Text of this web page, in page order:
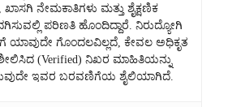
ಖಾಸಗಿ ನೇಮಕಾತಿಗಳು ಮತ್ತು ಶೈಕ್ಷಣಿಕ
ಪರಿಣತಿ ಹೊಂದಿದ್ದಾರೆ. ನಿರುದ್ಯೋಗಿ
ಗೊಂದಲವಿಲ್ಲದೆ, ಕೇವಲ ಅಧಿಕೃತ
(Verified) ನಿಖರ ಮಾಹಿತಿಯನ್ನು
ಇವರ ಬರವಣಿಗೆಯ ಶೈಲಿಯಾಗಿದೆ.